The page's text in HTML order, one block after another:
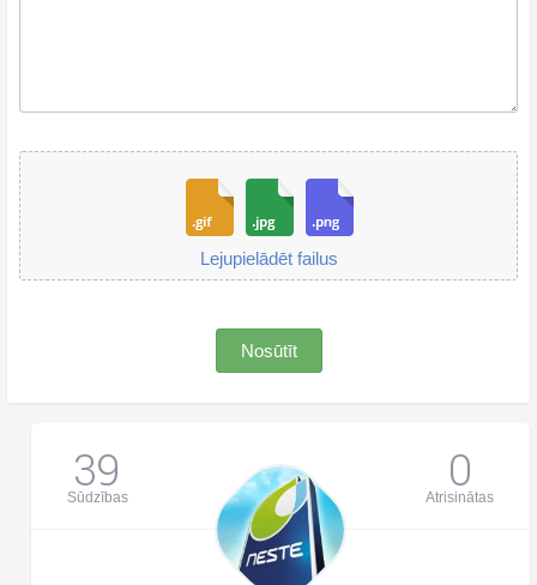
Lejupielādēt failus
Nosūtīt
39
Sūdzības 0
Atrisinātas